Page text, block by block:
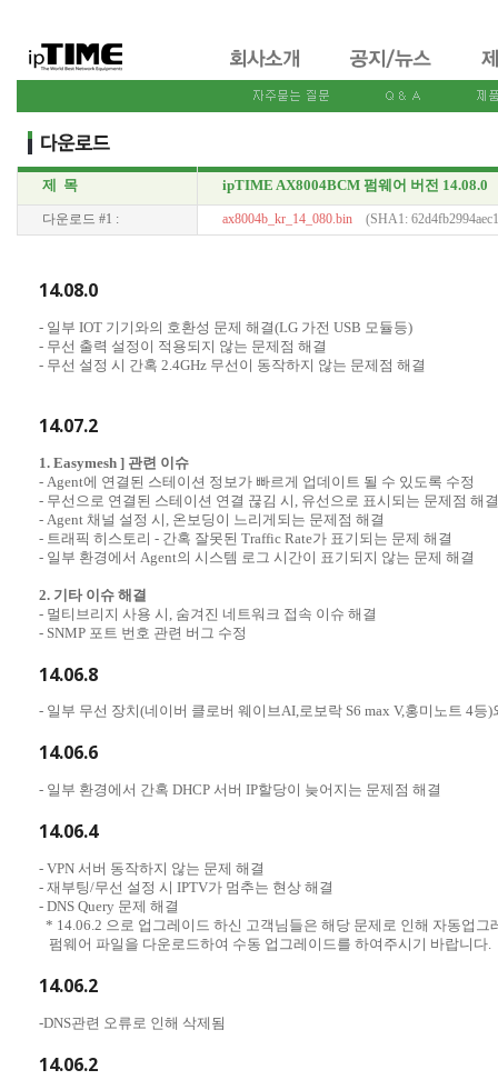
제 목 ipTIME AX8004BCM 펌웨어 버전 14.08.0
다운로드 #1 : ax8004b_kr_14_080.bin (SHA1:
14.08.0
- 일부 IOT 기기와의 호환성 문제 해결(LG 가전 USB 모듈등)
- 무선 출력 설정이 적용되지 않는 문제점 해결
- 무선 설정 시 간혹 2.4GHz 무선이 동작하지 않는 문제점 해결
14.07.2
1. Easymesh ] 관련 이슈
- Agent에 연결된 스테이션 정보가 빠르게 업데이트 될 수 있도록 수정
- 무선으로 연결된 스테이션 연결 끊김 시, 유선으로 표시되는 문제점 해결
- Agent 채널 설정 시, 온보딩이 느리게되는 문제점 해결
- 트래픽 히스토리 - 간혹 잘못된 Traffic Rate가 표기되는 문제 해결
- 일부 환경에서 Agent의 시스템 로그 시간이 표기되지 않는 문제 해결
2. 기타 이슈 해결
- 멀티브리지 사용 시, 숨겨진 네트워크 접속 이슈 해결
- SNMP 포트 번호 관련 버그 수정
14.06.8
- 일부 무선 장치(네이버 클로버 웨이브AI,로보락 S6 max V,홍미노트 4등
14.06.6
- 일부 환경에서 간혹 DHCP 서버 IP할당이 늦어지는 문제점 해결
14.06.4
- VPN 서버 동작하지 않는 문제 해결
- 재부팅/무선 설정 시 IPTV가 멈추는 현상 해결
- DNS Query 문제 해결
* 14.06.2 으로 업그레이드 하신 고객님들은 해당 문제로 인해 자동업그
펌웨어 파일을 다운로드하여 수동 업그레이드를 하여주시기 바랍니다.
14.06.2
-DNS관련 오류로 인해 삭제됨
14.06.2